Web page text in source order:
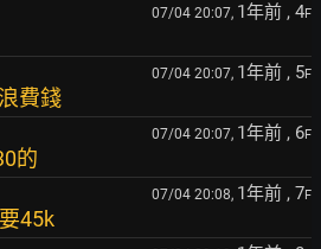
07/04 20:07, 1年前 , 4F
07/04 20:07, 1年前 , 5F
費錢
07/04 20:07, 1年前 , 6F
的
07/04 20:08, 1年前 , 7F
45k